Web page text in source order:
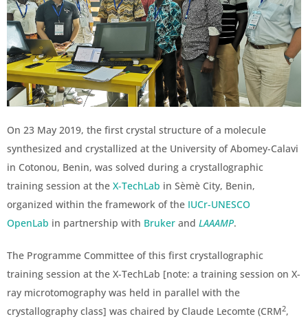
On 23 May 2019, the first crystal structure of a molecule
synthesized and crystallized at the University of Abomey-Calavi
in Cotonou, Benin, was solved during a crystallographic
training session at the X-TechLab in Sèmè City, Benin,
organized within the framework of the IUCr-UNESCO
OpenLab in partnership with Bruker and LAAAMP.
The Programme Committee of this first crystallographic
training session at the X-TechLab [note: a training session on X-
ray microtomography was held in parallel with the
crystallography class] was chaired by Claude Lecomte (CRM2,